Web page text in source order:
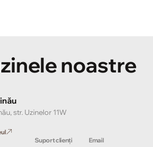
noastre
str. Uzinelor 11W
Suport clienți Email